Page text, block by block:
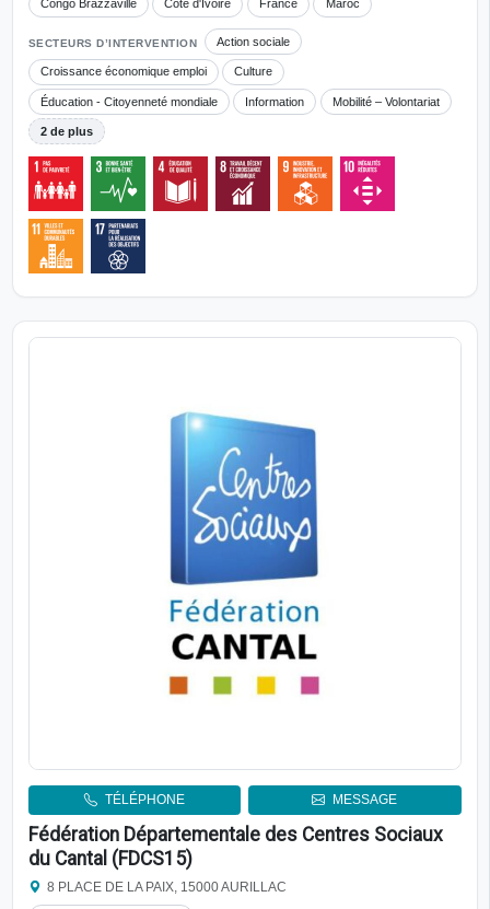
Congo Brazzaville Côte d'Ivoire France Maroc
SECTEURS D’INTERVENTION Action sociale
Croissance économique emploi Culture
Éducation - Citoyenneté mondiale Information Mobilité – Volontariat
2 de plus
TÉLÉPHONE MESSAGE
Fédération Départementale des Centres Sociaux
du Cantal (FDCS15)
8 PLACE DE LA PAIX, 15000 AURILLAC